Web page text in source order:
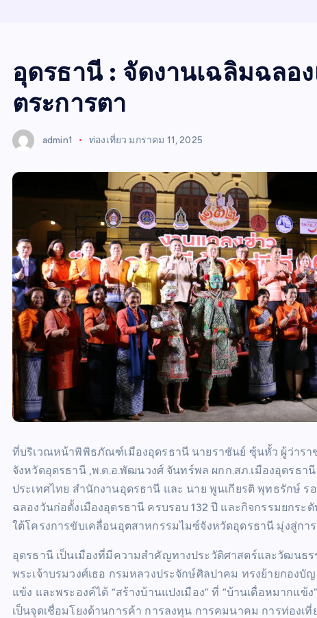
W
S
อุดรธานี : จัดงานเฉลิมฉลอ
ตระการตา
admin1 ท่องเที่ยว มกราคม 11, 2025
ที่บริเวณหน้าพิพิธภัณฑ์เมืองอุดรธานี นายราชันย์ ซุ้นหั้ว ผู้ว่ารา
จังหวัดอุดรธานี ,พ.ต.อ.พัฒนวงศ์ จันทร์พล ผกก.สภ.เมืองอุดรธา
ประเทศไทย สำนักงานอุดรธานี และ นาย พูนเกียรติ พุทธรักษ์
ฉลองวันก่อตั้งเมืองอุดรธานี ครบรอบ 132 ปี และกิจกรรมยกร
ใต้โครงการขับเคลื่อนอุตสาหกรรมไมซ์จังหวัดอุดรธานี มุ่งสู่กา
อุดรธานี เป็นเมืองที่มีความสำคัญทางประวัติศาสตร์และวัฒนธร
พระเจ้าบรมวงศ์เธอ กรมหลวงประจักษ์ศิลปาคม ทรงย้ายกอง
แข้ง และพระองค์ได้ “สร้างบ้านแปงเมือง” ที่ “บ้านเดื่อหมากแ
เป็นจุดเชื่อมโยงด้านการค้า การลงทุน การคมนาคม การท่องเ